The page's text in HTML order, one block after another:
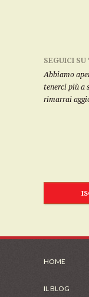
SEGUICI
Abbiamo
tenerci più a
rimarrai
HOME
IL BLOG